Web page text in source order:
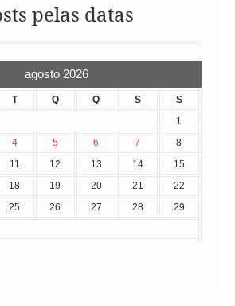
pelas datas
agosto 2026
T Q Q S
S
1
4 5 6 7
8
11 12 13 14
15
18 19 20 21
22
25 26 27 28
29